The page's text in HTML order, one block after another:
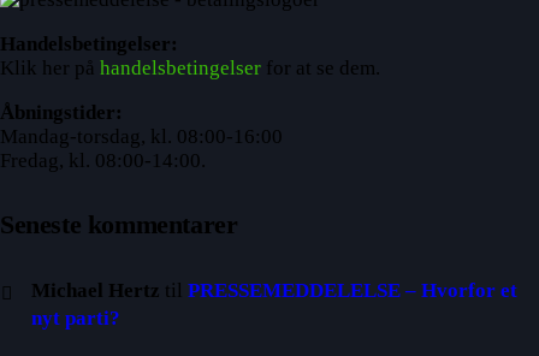
Handelsbetingelser:
Klik her på handelsbetingelser for at se dem.
Åbningstider:
Mandag-torsdag, kl. 08:00-16:00
Fredag, kl. 08:00-14:00.
Seneste kommentarer
Michael Hertz tilPRESSEMEDDELELSE – Hvorfor et
nyt parti?